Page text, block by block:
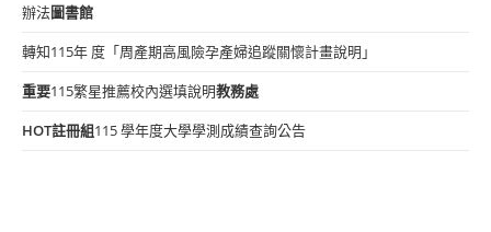
辦法圖書館
轉知115年 度「周產期高風險孕產婦追蹤關懷計畫說明」
重要115繁星推薦校內選填說明教務處
HOT註冊組115 學年度大學學測成績查詢公告